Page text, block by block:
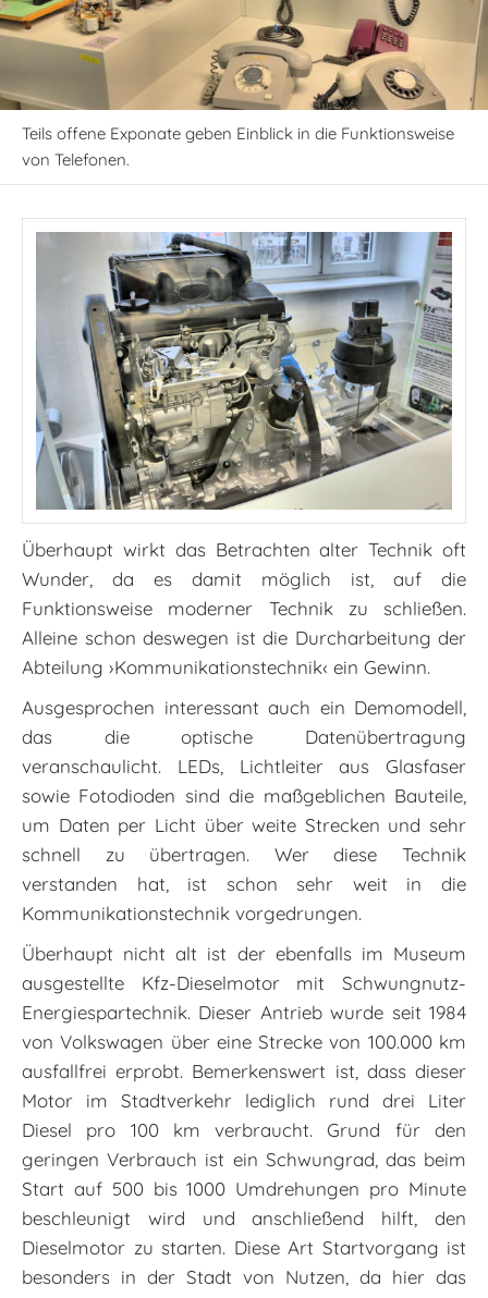
Teils offene Exponate geben Einblick in die Funktionsweise
von Telefonen.
Überhaupt wirkt das Betrachten alter Technik oft
Wunder, da es damit möglich ist, auf die
Funktionsweise moderner Technik zu schließen.
Alleine schon deswegen ist die Durcharbeitung der
Abteilung ›Kommunikationstechnik‹ ein Gewinn.
Ausgesprochen interessant auch ein Demomodell,
das die optische Datenübertragung
veranschaulicht. LEDs, Lichtleiter aus Glasfaser
sowie Fotodioden sind die maßgeblichen Bauteile,
um Daten per Licht über weite Strecken und sehr
schnell zu übertragen. Wer diese Technik
verstanden hat, ist schon sehr weit in die
Kommunikationstechnik vorgedrungen.
Überhaupt nicht alt ist der ebenfalls im Museum
ausgestellte Kfz-Dieselmotor mit Schwungnutz-
Energiespartechnik. Dieser Antrieb wurde seit 1984
von Volkswagen über eine Strecke von 100.000 km
ausfallfrei erprobt. Bemerkenswert ist, dass dieser
Motor im Stadtverkehr lediglich rund drei Liter
Diesel pro 100 km verbraucht. Grund für den
geringen Verbrauch ist ein Schwungrad, das beim
Start auf 500 bis 1000 Umdrehungen pro Minute
beschleunigt wird und anschließend hilft, den
Dieselmotor zu starten. Diese Art Startvorgang ist
besonders in der Stadt von Nutzen, da hier das